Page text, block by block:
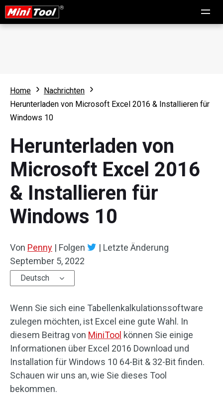
Home
Nachrichten
Herunterladen von Microsoft Excel 2016 & Installieren für
Windows 10
Herunterladen von
Microsoft Excel 2016
& Installieren für
Windows 10
Von Penny | Folgen | Letzte Änderung
September 5, 2022
Deutsch
Wenn Sie sich eine Tabellenkalkulationssoftware
zulegen möchten, ist Excel eine gute Wahl. In
diesem Beitrag von MiniTool können Sie einige
Informationen über Excel 2016 Download und
Installation für Windows 10 64-Bit & 32-Bit finden.
Schauen wir uns an, wie Sie dieses Tool
bekommen.